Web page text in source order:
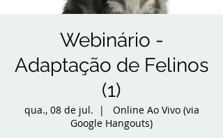
Webinário -
Adaptação de Felinos
(1)
qua., 08 de jul.
  |
Online Ao Vivo (via
Google Hangouts)